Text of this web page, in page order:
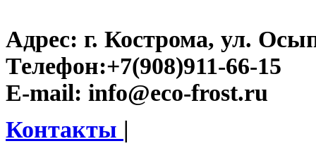
Адрес: г. Кострома, ул.
Телефон:+7(908)911-66-15
E-mail: info@eco-frost.ru
Контакты |